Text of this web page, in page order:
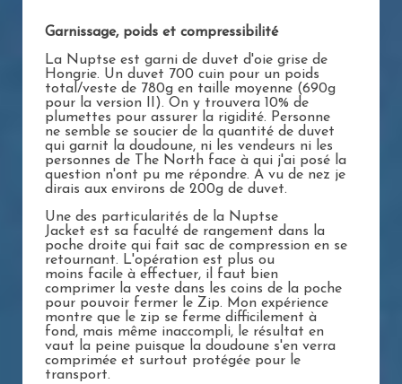
Garnissage, poids et compressibilité
La Nuptse est garni de duvet d'oie grise de
Hongrie. Un duvet 700 cuin pour un poids
total/veste de 780g en taille moyenne (690g
pour la version II). On y trouvera 10% de
plumettes pour assurer la rigidité. Personne
ne semble se soucier de la quantité de duvet
qui garnit la doudoune, ni les vendeurs ni les
personnes de The North face à qui j'ai posé la
question n'ont pu me répondre. A vu de nez je
dirais aux environs de 200g de duvet.
Une des particularités de la Nuptse
Jacket est sa faculté de rangement dans la
poche droite qui fait sac de compression en se
retournant. L'opération est plus ou
moins facile à effectuer, il faut bien
comprimer la veste dans les coins de la poche
pour pouvoir fermer le Zip. Mon expérience
montre que le zip se ferme difficilement à
fond, mais même inaccompli, le résultat en
vaut la peine puisque la doudoune s'en verra
comprimée et surtout protégée pour le
transport.